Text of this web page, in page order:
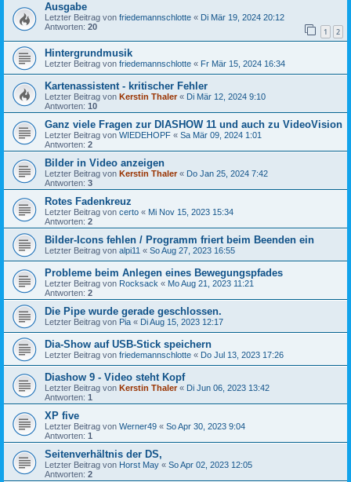
Ausgabe
Letzter Beitrag von friedemannschlotte « Di Mär 19, 2024 20:12
Antworten: 20 1 2
Hintergrundmusik
Letzter Beitrag von friedemannschlotte « Fr Mär 15, 2024 16:34
Kartenassistent - kritischer Fehler
Letzter Beitrag von Kerstin Thaler« Di Mär 12, 2024 9:10
Antworten: 10
Ganz viele Fragen zur DIASHOW 11 und auch zu VideoVision
Letzter Beitrag von WIEDEHOPF « Sa Mär 09, 2024 1:01
Antworten: 2
Bilder in Video anzeigen
Letzter Beitrag von Kerstin Thaler« Do Jan 25, 2024 7:42
Antworten: 3
Rotes Fadenkreuz
Letzter Beitrag von certo « Mi Nov 15, 2023 15:34
Antworten: 2
Bilder-Icons fehlen / Programm friert beim Beenden ein
Letzter Beitrag von alpi11 « So Aug 27, 2023 16:55
Probleme beim Anlegen eines Bewegungspfades
Letzter Beitrag von Rocksack « Mo Aug 21, 2023 11:21
Antworten: 2
Die Pipe wurde gerade geschlossen.
Letzter Beitrag von Pia « Di Aug 15, 2023 12:17
Dia-Show auf USB-Stick speichern
Letzter Beitrag von friedemannschlotte « Do Jul 13, 2023 17:26
Diashow 9 - Video steht Kopf
Letzter Beitrag von Kerstin Thaler« Di Jun 06, 2023 13:42
Antworten: 1
XP five
Letzter Beitrag von Werner49 « So Apr 30, 2023 9:04
Antworten: 1
Seitenverhältnis der DS,
Letzter Beitrag von Horst May « So Apr 02, 2023 12:05
Antworten: 2